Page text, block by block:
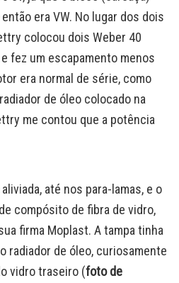
era VW. No lugar dos dois
colocou dois Weber 40
fez um escapamento menos
era normal de série, como
de óleo colocado na
me contou que a potência
até nos para-lamas, e o
compósito de fibra de vidro,
firma Moplast. A tampa tinha
radiador de óleo, curiosamente
vidro traseiro (foto de